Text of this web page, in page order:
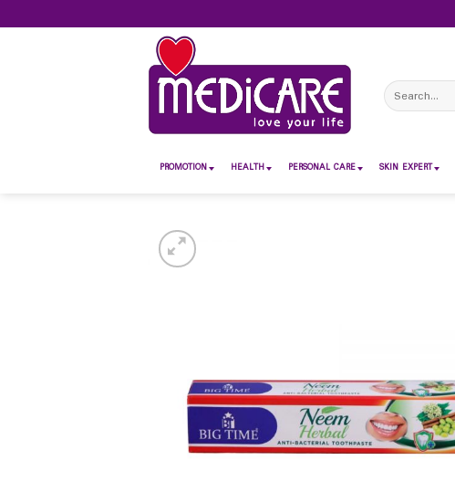
to
Search
for:
PROMOTION HEALTH PERSONAL CARE SKIN EXPERT